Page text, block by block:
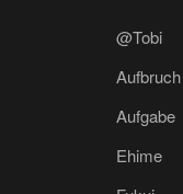
@Tobi
Aufbruch
Aufgabe
Ehime